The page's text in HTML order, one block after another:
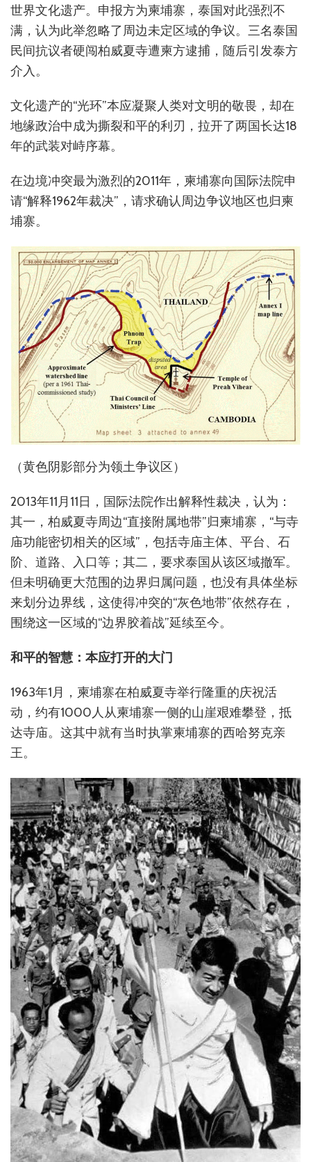
世界文化遗产。申报方为柬埔寨，泰国对此强烈不
满，认为此举忽略了周边未定区域的争议。三名泰国
民间抗议者硬闯柏威夏寺遭柬方逮捕，随后引发泰方
介入。
文化遗产的“光环”本应凝聚人类对文明的敬畏，却在
地缘政治中成为撕裂和平的利刃，拉开了两国长达18
年的武装对峙序幕。
在边境冲突最为激烈的2011年，柬埔寨向国际法院申
请“解释1962年裁决”，请求确认周边争议地区也归柬
埔寨。
（黄色阴影部分为领土争议区）
2013年11月11日，国际法院作出解释性裁决，认为：
其一，柏威夏寺周边“直接附属地带”归柬埔寨，“与寺
庙功能密切相关的区域”，包括寺庙主体、平台、石
阶、道路、入口等；其二，要求泰国从该区域撤军。
但未明确更大范围的边界归属问题，也没有具体坐标
来划分边界线，这使得冲突的“灰色地带”依然存在，
围绕这一区域的“边界胶着战”延续至今。
和平的智慧：本应打开的大门
1963年1月，柬埔寨在柏威夏寺举行隆重的庆祝活
动，约有1000人从柬埔寨一侧的山崖艰难攀登，抵
达寺庙。这其中就有当时执掌柬埔寨的西哈努克亲
王。